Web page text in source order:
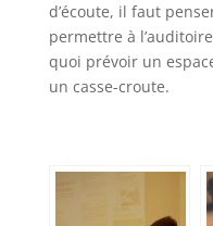
d’écoute, il faut
permettre à
quoi prévoir un
un casse-croute.